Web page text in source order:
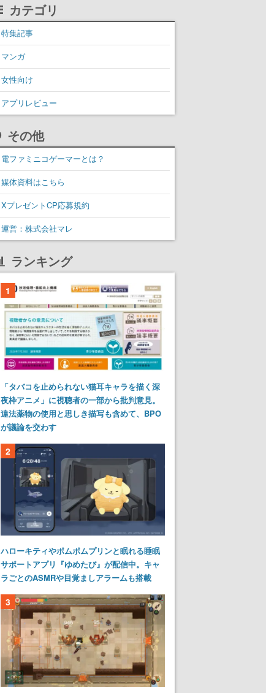
カテゴリ
特集記事
マンガ
女性向け
アプリレビュー
その他
電ファミニコゲーマーとは？
媒体資料はこちら
XプレゼントCP応募規約
運営：株式会社マレ
ランキング
1
「タバコを止められない猫耳キャラを描く深
夜枠アニメ」に視聴者の一部から批判意見。
違法薬物の使用と思しき描写も含めて、BPO
が議論を交わす
2
ハローキティやポムポムプリンと眠れる睡眠
サポートアプリ『ゆめたび』が配信中。キャ
ラごとのASMRや目覚ましアラームも搭載
3